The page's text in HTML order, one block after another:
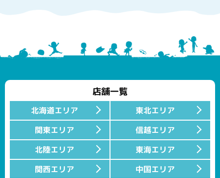
店舗一覧
北海道エリア
東北エリア
関東エリア
信越エリア
北陸エリア
東海エリア
関西エリア
中国エリア